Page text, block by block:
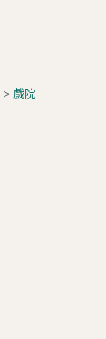
> 戲院